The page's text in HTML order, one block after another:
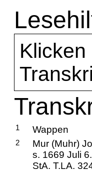
Klicken
1 Wappen
2
Mur (Muhr)
s. 1669 Juli 6.
StA. T.LA.